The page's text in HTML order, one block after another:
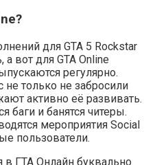
для GTA 5 Rockstar
вот для GTA Online
регулярно.
не только не забросили
активно её развивать.
и банятся читеры.
мероприятия Social
пользователи.
в ГТА Онлайн буквально